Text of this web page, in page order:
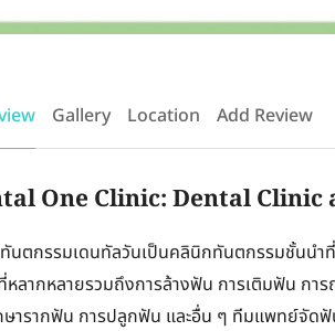
Gallery Location Add Review
One Clinic: Dental Clinic
นตกรรมเดนทัลวันเป็นคลินิกทันตกรรมชั้นนำ
หลากหลายรวมถึงการล้างฟัน การเติมฟัน ก
ษารากฟัน การปลูกฟัน และอื่น ๆ ทีมแพทย์จัด